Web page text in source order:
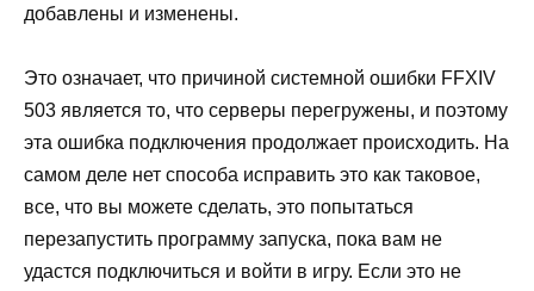
добавлены и изменены.
Это означает, что причиной системной ошибки FFXIV
503 является то, что серверы перегружены, и поэтому
эта ошибка подключения продолжает происходить. На
самом деле нет способа исправить это как таковое,
все, что вы можете сделать, это попытаться
перезапустить программу запуска, пока вам не
удастся подключиться и войти в игру. Если это не